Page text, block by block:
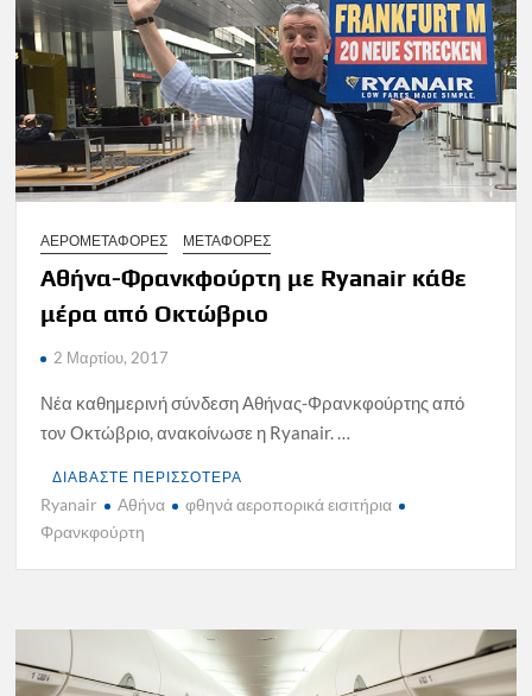
ΑΕΡΟΜΕΤΑΦΟΡΕΣ ΜΕΤΑΦΟΡΕΣ
Αθήνα-Φρανκφούρτη με Ryanair κάθε
μέρα από Οκτώβριο
2 Μαρτίου, 2017
Νέα καθημερινή σύνδεση Αθήνας-Φρανκφούρτης από
τον Οκτώβριο, ανακοίνωσε η Ryanair. …
ΔΙΑΒΑΣΤΕ ΠΕΡΙΣΣΟΤΕΡΑ
Ryanair Αθήνα
φθηνά αεροπορικά εισιτήρια
Φρανκφούρτη